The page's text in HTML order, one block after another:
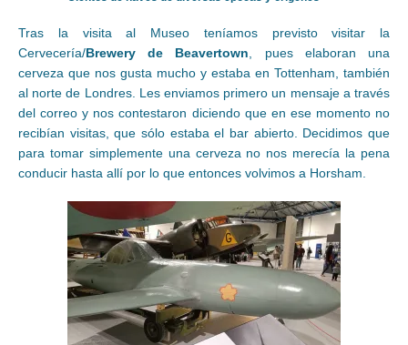
Tras la visita al Museo teníamos previsto visitar la
Cervecería/Brewery de Beavertown, pues elaboran una
cerveza que nos gusta mucho y estaba en Tottenham, también
al norte de Londres. Les enviamos primero un mensaje a través
del correo y nos contestaron diciendo que en ese momento no
recibían visitas, que sólo estaba el bar abierto. Decidimos que
para tomar simplemente una cerveza no nos merecía la pena
conducir hasta allí por lo que entonces volvimos a Horsham.